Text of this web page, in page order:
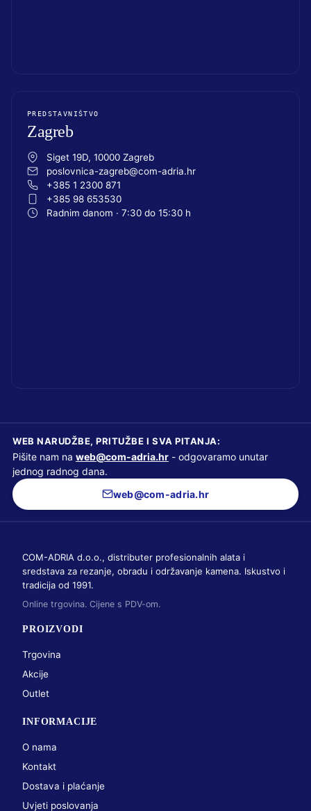
PREDSTAVNIŠTVO
Zagreb
Siget 19D, 10000 Zagreb
poslovnica-zagreb@com-adria.hr
+385 1 2300 871
+385 98 653530
Radnim danom · 7:30 do 15:30 h
WEB NARUDŽBE, PRITUŽBE I SVA PITANJA:
Pišite nam na web@com-adria.hr - odgovaramo unutar
jednog radnog dana.
web@com-adria.hr
COM-ADRIA d.o.o., distributer profesionalnih alata i
sredstava za rezanje, obradu i održavanje kamena. Iskustvo i
tradicija od 1991.
Online trgovina. Cijene s PDV-om.
PROIZVODI
Trgovina
Akcije
Outlet
INFORMACIJE
O nama
Kontakt
Dostava i plaćanje
Uvjeti poslovanja